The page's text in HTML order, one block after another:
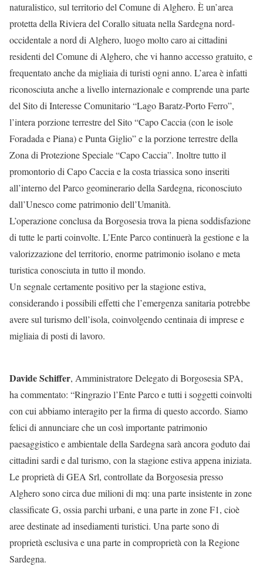
naturalistico, sul territorio del Comune di Alghero. È un’area
protetta della Riviera del Corallo situata nella Sardegna nord-
occidentale a nord di Alghero, luogo molto caro ai cittadini
residenti del Comune di Alghero, che vi hanno accesso gratuito, e
frequentato anche da migliaia di turisti ogni anno. L’area è infatti
riconosciuta anche a livello internazionale e comprende una parte
del Sito di Interesse Comunitario “Lago Baratz-Porto Ferro”,
l’intera porzione terrestre del Sito “Capo Caccia (con le isole
Foradada e Piana) e Punta Giglio” e la porzione terrestre della
Zona di Protezione Speciale “Capo Caccia”. Inoltre tutto il
promontorio di Capo Caccia e la costa triassica sono inseriti
all’interno del Parco geominerario della Sardegna, riconosciuto
dall’Unesco come patrimonio dell’Umanità.
L’operazione conclusa da Borgosesia trova la piena soddisfazione
di tutte le parti coinvolte. L’Ente Parco continuerà la gestione e la
valorizzazione del territorio, enorme patrimonio isolano e meta
turistica conosciuta in tutto il mondo.
Un segnale certamente positivo per la stagione estiva,
considerando i possibili effetti che l’emergenza sanitaria potrebbe
avere sul turismo dell’isola, coinvolgendo centinaia di imprese e
migliaia di posti di lavoro.
Davide Schiffer, Amministratore Delegato di Borgosesia SPA,
ha commentato: “Ringrazio l’Ente Parco e tutti i soggetti coinvolti
con cui abbiamo interagito per la firma di questo accordo. Siamo
felici di annunciare che un così importante patrimonio
paesaggistico e ambientale della Sardegna sarà ancora goduto dai
cittadini sardi e dal turismo, con la stagione estiva appena iniziata.
Le proprietà di GEA Srl, controllate da Borgosesia presso
Alghero sono circa due milioni di mq: una parte insistente in zone
classificate G, ossia parchi urbani, e una parte in zone F1, cioè
aree destinate ad insediamenti turistici. Una parte sono di
proprietà esclusiva e una parte in comproprietà con la Regione
Sardegna.